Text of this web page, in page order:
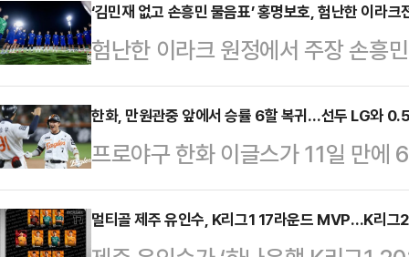
호텔에서 취임 기자회견을 열고 자
대해 제시했다. 이민성 감독은
이하 대표팀을 이끈다.첫 출발은
5일 용인 미르스타디움에서 호주
선경기를 펼친다. 이후 9일에는 경
예정이다.…
‘김민재 없고 손흥민 물음표’ 홍명보호, 험난한 이라크
험난한 이라크 원정에서 주장 손흥
헨) 없이 버텨야 하는 상황에 놓일
축구 국가대표팀은 6일(한국시각)
에서 킥오프하는 ‘2026 국제축구
예선 B조 9차전에서 이라크와 격
로 B조 1위를 달리고 있다. 2위 요
한화, 만원관중 앞에서 승률 6할 복귀…선두 LG와
프로야구 한화 이글스가 11일 만에
강하게 압박하고 있다.한화는 4일
한 SOL 뱅크 KBO리그’ KT 위즈
멀티골 제주 유인수, K리그1 17라운드 MVP…K리그